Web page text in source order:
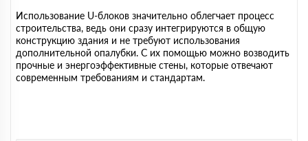
Использование U-блоков значительно облегчает процесс
строительства, ведь они сразу интегрируются в общую
конструкцию здания и не требуют использования
дополнительной опалубки. С их помощью можно возводить
прочные и энергоэффективные стены, которые отвечают
современным требованиям и стандартам.